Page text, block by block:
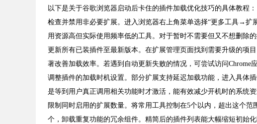
以下是关于谷歌浏览器启动后卡住的插件加载优化技巧的具体教程：
检查并禁用非必要扩展。进入浏览器右上角菜单选择“更多工具→扩
用资源高但实际使用频率低的工具。对于暂时不需要但又不想删除
更新所有已装插件至最新版本。在扩展管理页面找到需要升级的项
著改善加载效率。若遇到自动更新失败的情况，可尝试访问Chrome
调整插件的加载时机设置。部分扩展支持延迟加载功能，进入具体
是等到用户真正调用相关功能时才激活，能有效减少开机时的系统资
限制同时启用的扩展数量。将常用工具控制在5个以内，超出这个
个，卸载重复功能的冗余组件。精简后的插件列表能大幅缩短初始化